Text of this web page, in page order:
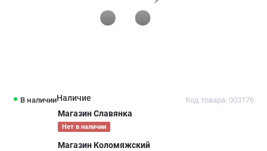
В наличии Код товара: 003176
Наличие
Магазин Славянка
Нет в наличии
Магазин Коломяжский